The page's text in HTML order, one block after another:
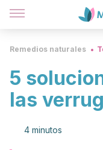
Remedios naturales
5
las
4 minutos